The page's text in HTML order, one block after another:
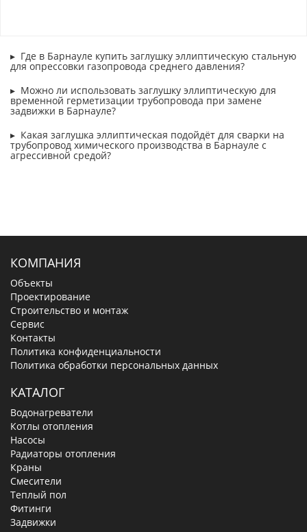
Где в Барнауле купить заглушку эллиптическую стальную
для опрессовки газопровода среднего давления?
Можно ли использовать заглушку эллиптическую для
временной герметизации трубопровода при замене
задвижки в Барнауле?
Какая заглушка эллиптическая подойдёт для сварки на
трубопровод химического производства в Барнауле с
агрессивной средой?
КОМПАНИЯ
Объекты
Проектирование
Строительство и монтаж
Сервис
Контакты
Политика конфиденциальности
Политика обработки персональных данных
КАТАЛОГ
Водонагреватели
Котлы отопления
Насосы
Радиаторы отопления
Краны
Смесители
Теплый пол
Фитинги
Задвижки